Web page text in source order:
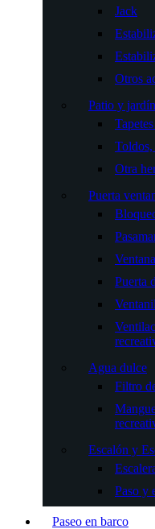
Jack
Otros
Patio y
Toldos,
Otra
Puerta
Puerta
Agua dulce
Filtro
Escalón y
Paso y
Paseo en barco